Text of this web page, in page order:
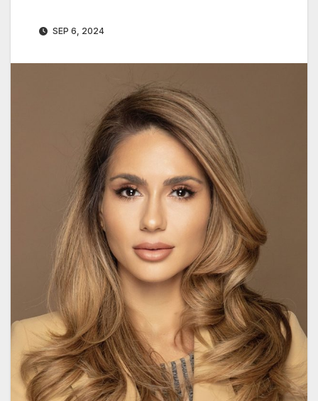
SEP 6, 2024